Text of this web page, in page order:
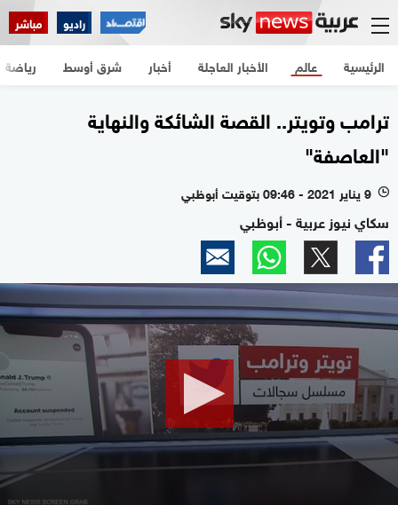
راديو مباشر
الرئيسية الأخبار العاجلة أخبار شرق أوسط عالم رياضة
ترامب وتويتر.. القصة الشائكة والنهاية
"العاصفة"
l 9 يناير 2021 - 09:46 بتوقيت أبوظبي
سكاي نيوز عربية - أبوظبي
0
seconds
of
2
minutes,
seconds